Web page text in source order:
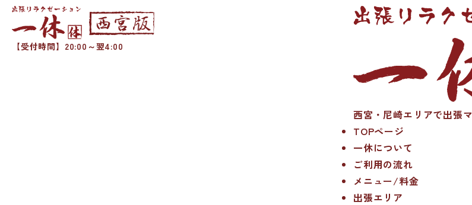
【受付時間】20:00～翌4:00
西宮・尼崎エリアで出張
TOPページ
一休について
ご利用の流れ
メニュー/料金
出張エリア